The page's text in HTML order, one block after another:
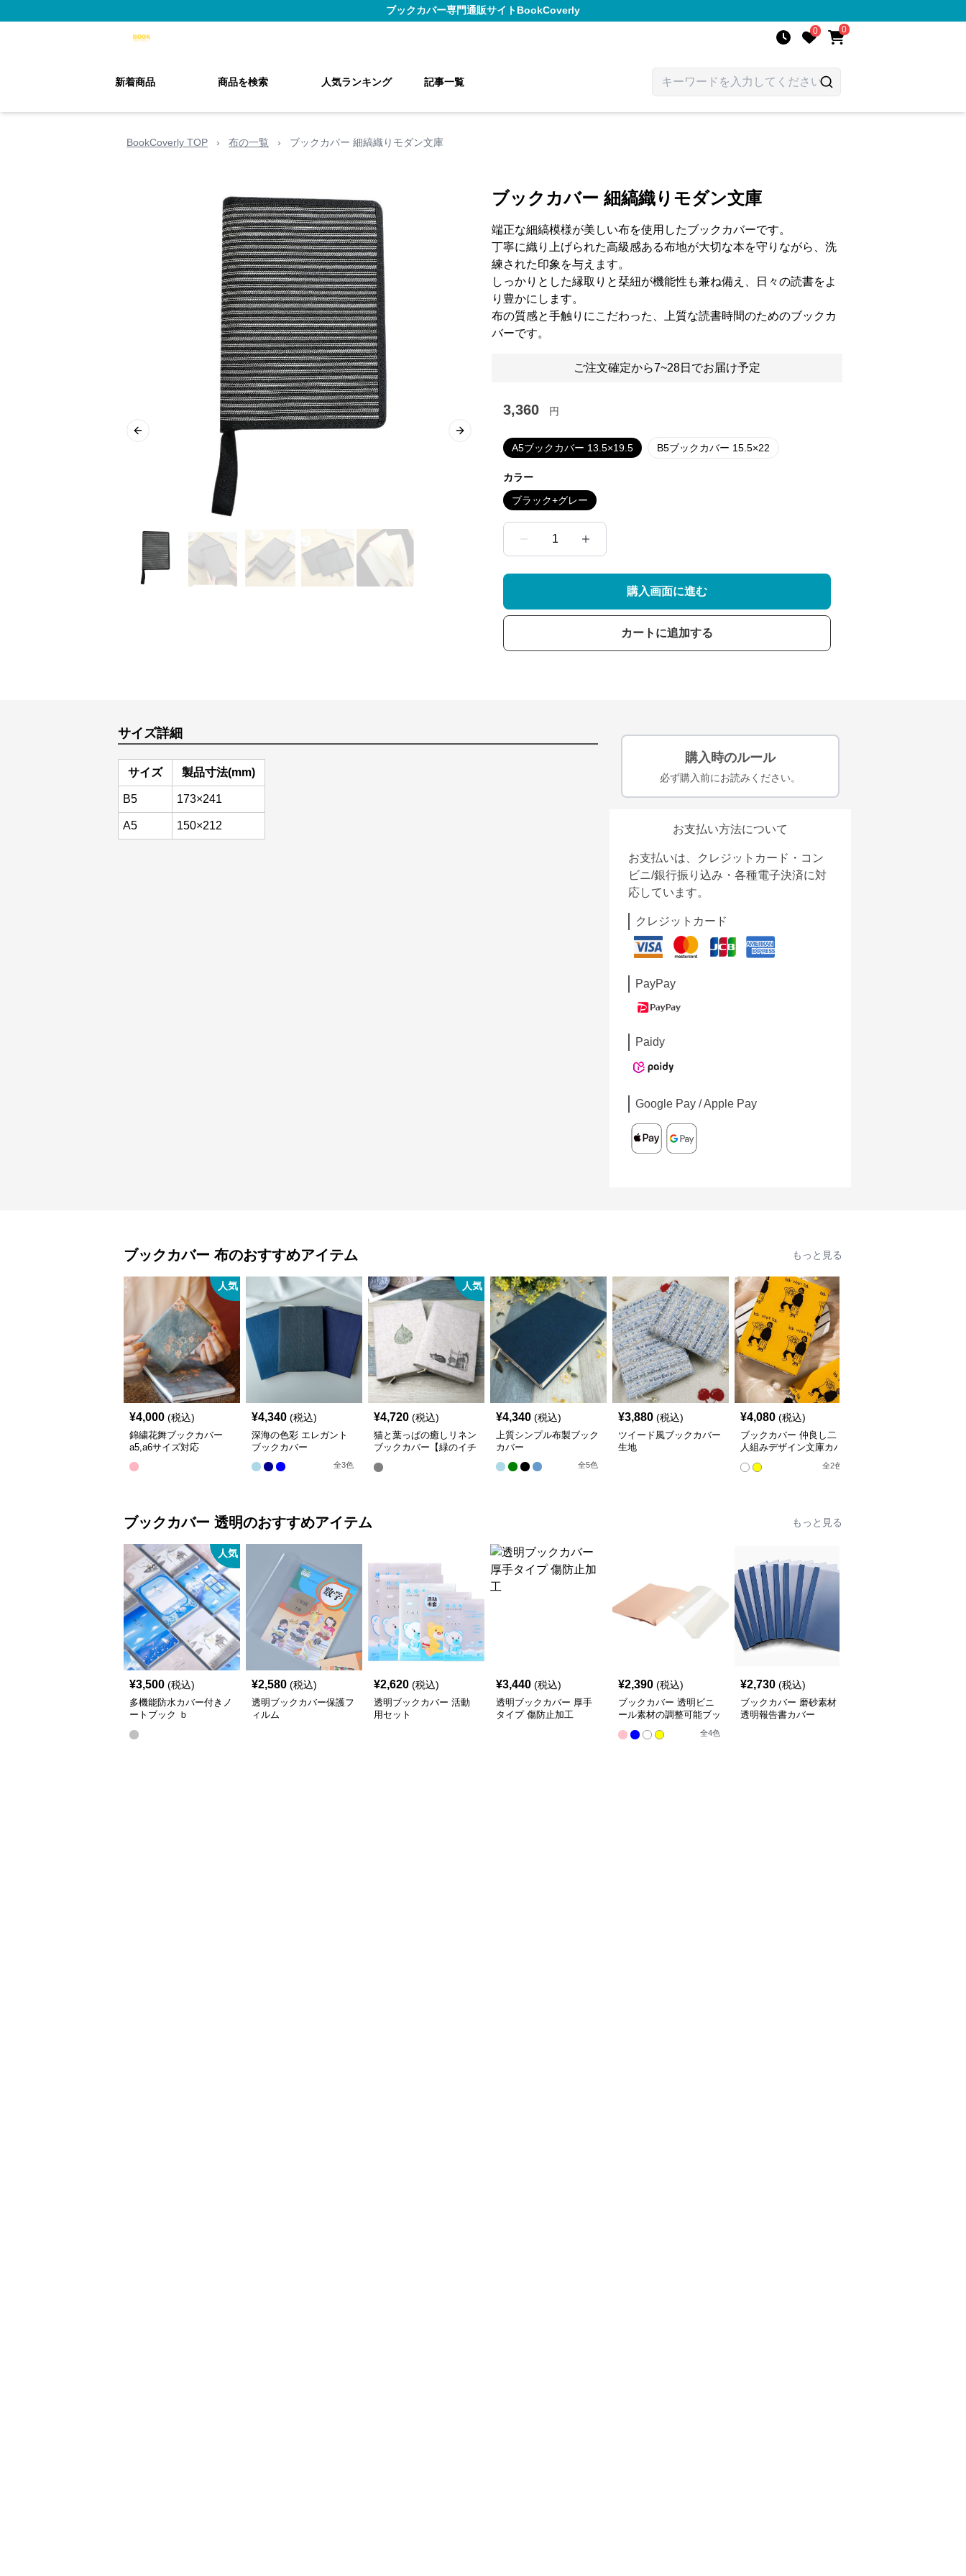
ブックカバー専門通販サイトBookCoverly
0 0
新着商品 商品を検索 人気ランキング 記事一覧
BookCoverly TOP › 布の一覧 › ブックカバー 細縞織りモダン文庫
Previous slide Next slide
ブックカバー 細縞織りモダン文庫
端正な細縞模様が美しい布を使用したブックカバーです。
丁寧に織り上げられた高級感ある布地が大切な本を守りながら、洗
練された印象を与えます。
しっかりとした縁取りと栞紐が機能性も兼ね備え、日々の読書をよ
り豊かにします。
布の質感と手触りにこだわった、上質な読書時間のためのブックカ
バーです。
ご注文確定から7~28日でお届け予定
3,360 円
A5ブックカバー 13.5×19.5 B5ブックカバー 15.5×22
カラー
ブラック+グレー
1
購入画面に進む
カートに追加する
サイズ詳細
サイズ 製品寸法(mm)
B5 173×241
A5 150×212
購入時のルール
必ず購入前にお読みください。
お支払い方法について
お支払いは、クレジットカード・コン
ビニ/銀行振り込み・各種電子決済に対
応しています。
クレジットカード
PayPay
Paidy
Google Pay / Apple Pay
ブックカバー 布のおすすめアイテム もっと見る
人気
¥4,000 (税込)
錦繍花舞ブックカバー
a5,a6サイズ対応
¥4,340 (税込)
深海の色彩 エレガント
ブックカバー
全3色
人気
¥4,720 (税込)
猫と葉っぱの癒しリネン
ブックカバー【緑のイチ
¥4,340 (税込)
上質シンプル布製ブック
カバー
全5色
¥3,880 (税込)
ツイード風ブックカバー
生地
¥4,080 (税込)
ブックカバー 仲良し二
人組みデザイン文庫カバ
全2色
ブックカバー 透明のおすすめアイテム もっと見る
人気
¥3,500 (税込)
多機能防水カバー付きノ
ートブック ｂ
¥2,580 (税込)
透明ブックカバー保護フ
ィルム
¥2,620 (税込)
透明ブックカバー 活動
用セット
¥3,440 (税込)
透明ブックカバー 厚手
タイプ 傷防止加工
¥2,390 (税込)
ブックカバー 透明ビニ
ール素材の調整可能ブッ
全4色
¥2,730 (税込)
ブックカバー 磨砂素材
透明報告書カバー